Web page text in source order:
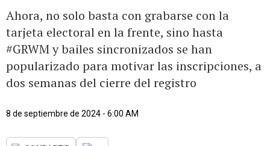
Ahora, no solo basta con grabarse con la
tarjeta electoral en la frente, sino hasta
#GRWM y bailes sincronizados se han
popularizado para motivar las inscripciones, a
dos semanas del cierre del registro
8 de septiembre de 2024 - 6:00 AM